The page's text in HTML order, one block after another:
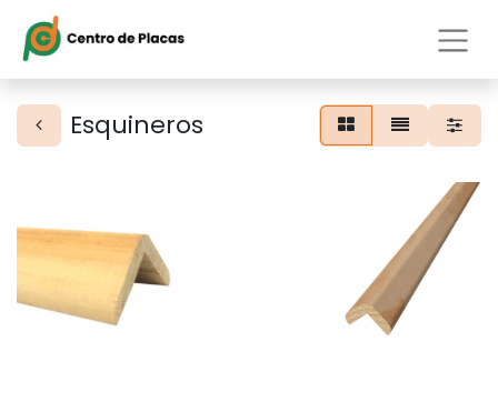
Esquineros